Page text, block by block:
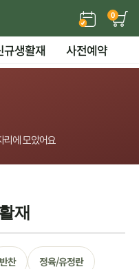
0
규생활재 사전예약
리에 모았어요
재
반찬 정육/유정란